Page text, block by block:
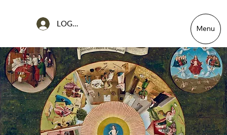
LOG IN
Menu